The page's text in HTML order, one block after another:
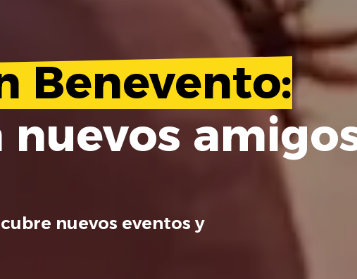
Benevento:
nuevos
nuevos eventos y